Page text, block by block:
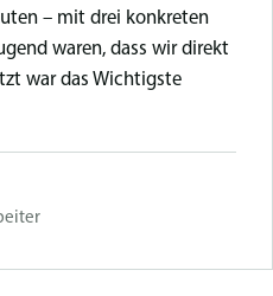
– mit drei konkreten
waren, dass wir direkt
war das Wichtigste